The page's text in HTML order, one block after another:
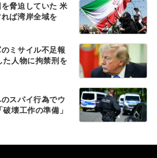
脅迫していた 米
ば湾岸全域を
ミサイル不足報
た人物に拘禁刑を
スパイ行為でウ
壊工作の準備」